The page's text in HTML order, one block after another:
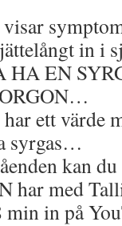
in i
HA EN
ett värde
syrgas…
kan
har med
min in på